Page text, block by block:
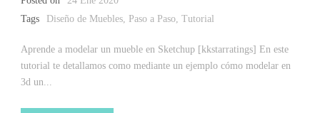
Tags
Diseño de Muebles, Paso a Paso, Tutorial
Aprende a modelar un mueble en Sketchup [kkstarratings] En este
tutorial te detallamos como mediante un ejemplo cómo modelar en
3d un...